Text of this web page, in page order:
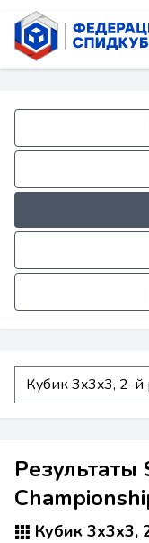
Результаты
Кубик 3x3x3,